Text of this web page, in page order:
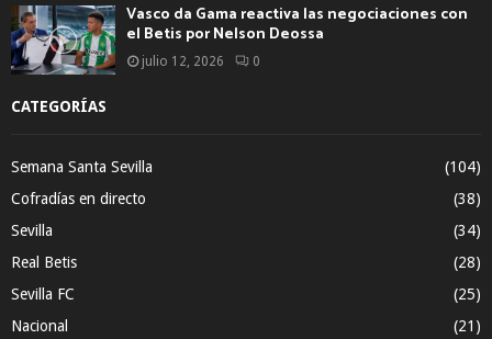
Vasco da Gama reactiva las negociaciones con
el Betis por Nelson Deossa
julio 12, 2026 0
CATEGORÍAS
Semana Santa Sevilla
(104)
Cofradías en directo
(38)
Sevilla
(34)
Real Betis
(28)
Sevilla FC
(25)
Nacional
(21)